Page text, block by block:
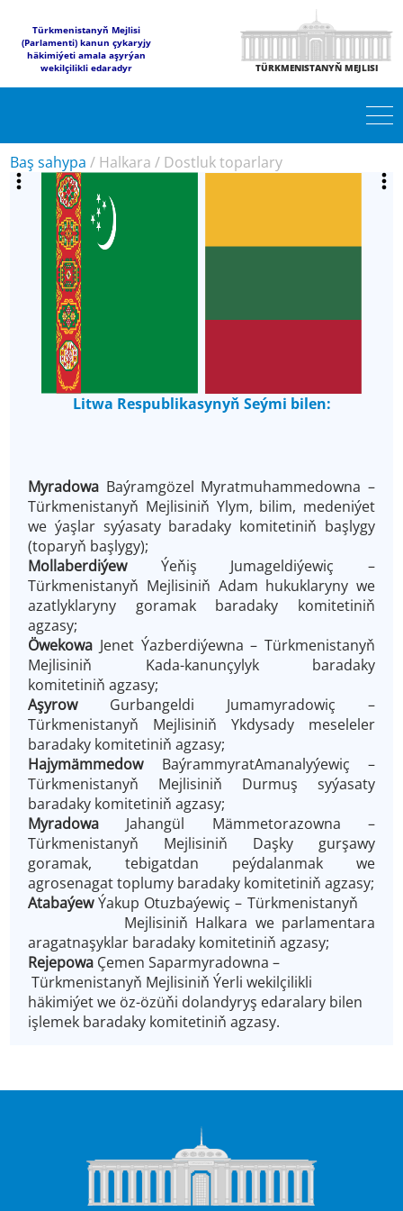
Türkmenistanyň Mejlisi
(Parlamenti) kanun çykaryjy
häkimiýeti amala aşyrýan
wekilçilikli edaradyr
TÜRKMENISTANYŇ MEJLISI
Baş sahypa / Halkara / Dostluk toparlary
Litwa Respublikasynyň Seými bilen:
Myradowa Baýramgözel Myratmuhammedowna –
Türkmenistanyň Mejlisiniň Ylym, bilim, medeniýet
we ýaşlar syýasaty baradaky komitetiniň başlygy
(toparyň başlygy);
Mollaberdiýew Ýeňiş Jumageldiýewiç –
Türkmenistanyň Mejlisiniň Adam hukuklaryny we
azatlyklaryny goramak baradaky komitetiniň
agzasy;
Öwekowa Jenet Ýazberdiýewna – Türkmenistanyň
Mejlisiniň Kada-kanunçylyk baradaky
komitetiniň agzasy;
Aşyrow Gurbangeldi Jumamyradowiç –
Türkmenistanyň Mejlisiniň Ykdysady meseleler
baradaky komitetiniň agzasy;
Hajymämmedow BaýrammyratAmanalyýewiç –
Türkmenistanyň Mejlisiniň Durmuş syýasaty
baradaky komitetiniň agzasy;
Myradowa Jahangül Mämmetorazowna –
Türkmenistanyň Mejlisiniň Daşky gurşawy
goramak, tebigatdan peýdalanmak we
agrosenagat toplumy baradaky komitetiniň agzasy;
AtabaýewÝakup Otuzbaýewiç – Türkmenistanyň
Mejlisiniň Halkara we parlamentara
aragatnaşyklar baradaky komitetiniň agzasy;
Rejepowa Çemen Saparmyradowna –
Türkmenistanyň Mejlisiniň Ýerli wekilçilikli
häkimiýet we öz-özüňi dolandyryş edaralary bilen
işlemek baradaky komitetiniň agzasy.